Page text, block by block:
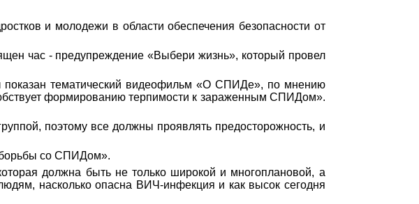
и молодежи в области обеспечения безопасности от
час - предупреждение «Выбери жизнь», который провел
тематический видеофильм «О СПИДе», по мнению
формированию терпимости к зараженным СПИДом».
поэтому все должны проявлять предосторожность, и
со СПИДом».
должна быть не только широкой и многоплановой, а
насколько опасна ВИЧ-инфекция и как высок сегодня